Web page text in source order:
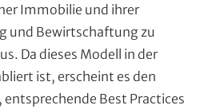
Immobilie und ihrer
und Bewirtschaftung zu
Da dieses Modell in der
ist, erscheint es den
Best Practices